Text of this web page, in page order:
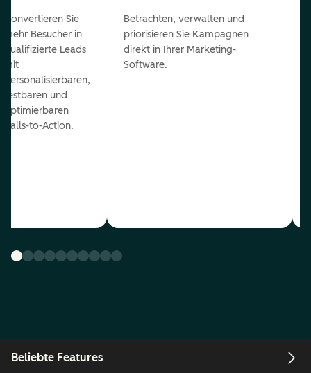
Konvertieren Sie
mehr Besucher in
qualifizierte Leads
mit
personalisierbaren,
testbaren und
optimierbaren
Calls-to-Action.
Betrachten, verwalten und
priorisieren Sie Kampagnen
direkt in Ihrer Marketing-
Software.
Beliebte Features